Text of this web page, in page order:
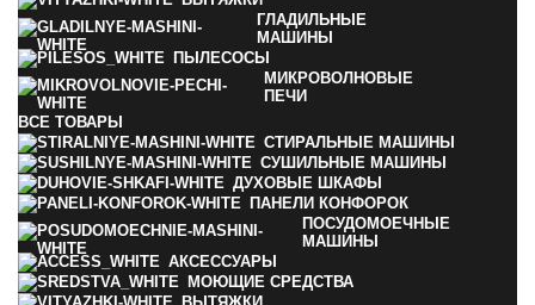
ГЛАДИЛЬНЫЕ
МАШИНЫ
ПЫЛЕСОСЫ
МИКРОВОЛНОВЫЕ
ПЕЧИ
ВСЕ ТОВАРЫ
СТИРАЛЬНЫЕ МАШИНЫ
СУШИЛЬНЫЕ МАШИНЫ
ДУХОВЫЕ ШКАФЫ
ПАНЕЛИ КОНФОРОК
ПОСУДОМОЕЧНЫЕ
МАШИНЫ
АКСЕССУАРЫ
МОЮЩИЕ СРЕДСТВА